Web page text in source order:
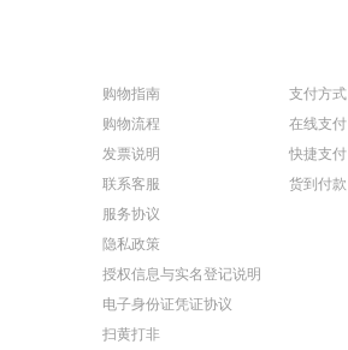
购物指南
购物流程
发票说明
联系客服
服务协议
隐私政策
授权信息与实名登记说明
电子身份证凭证协议
扫黄打非
支付方式
在线支付
快捷支付
货到付款